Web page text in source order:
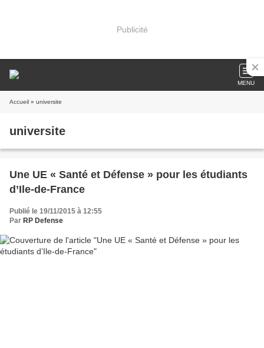
Publicité
MENU
Accueil » universite
universite
Une UE « Santé et Défense » pour les étudiants
d’Ile-de-France
Publié le 19/11/2015 à 12:55
Par RP Defense